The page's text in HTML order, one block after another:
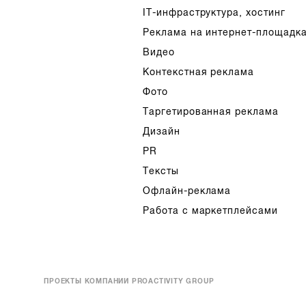
IT-инфраструктура, хостинг
Реклама на интернет-
Видео
Контекстная реклама
Фото
Таргетированная реклама
Дизайн
PR
Тексты
Офлайн-реклама
Работа с маркетплейсами
ПРОЕКТЫ КОМПАНИИ PROACTIVITY GROUP